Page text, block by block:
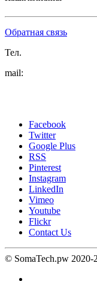
Обратная связь
Тел.
mail:
Facebook
Twitter
Google Plus
RSS
Pinterest
Instagram
LinkedIn
Vimeo
Youtube
Flickr
Contact Us
© SomaTech.pw 2020-